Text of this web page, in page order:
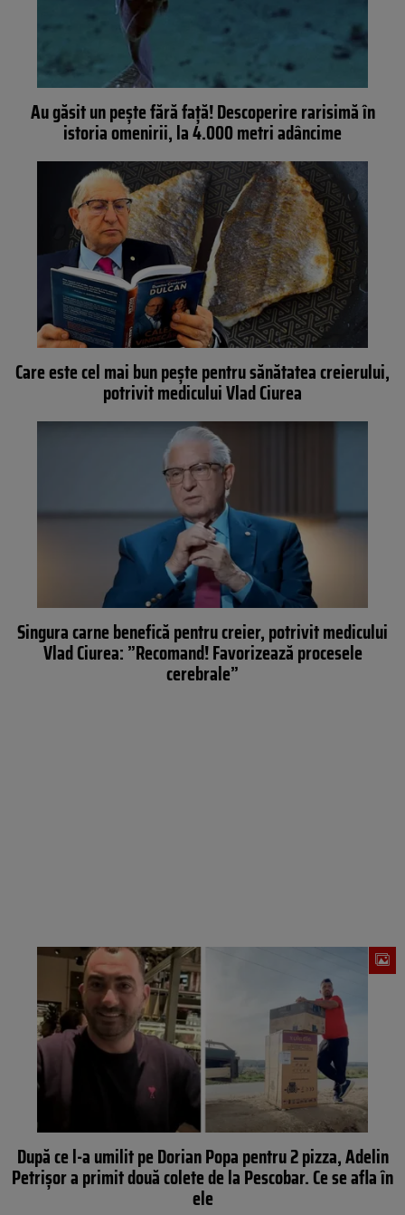
Au găsit un pește fără față! Descoperire rarisimă în
istoria omenirii, la 4.000 metri adâncime
Care este cel mai bun pește pentru sănătatea creierului,
potrivit medicului Vlad Ciurea
Singura carne benefică pentru creier, potrivit medicului
Vlad Ciurea: ”Recomand! Favorizează procesele
cerebrale”
După ce l-a umilit pe Dorian Popa pentru 2 pizza, Adelin
Petrișor a primit două colete de la Pescobar. Ce se afla în
ele